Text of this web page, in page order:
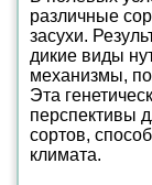
различные
засухи.
дикие виды
механизмы,
Эта
перспективы
сортов,
климата.